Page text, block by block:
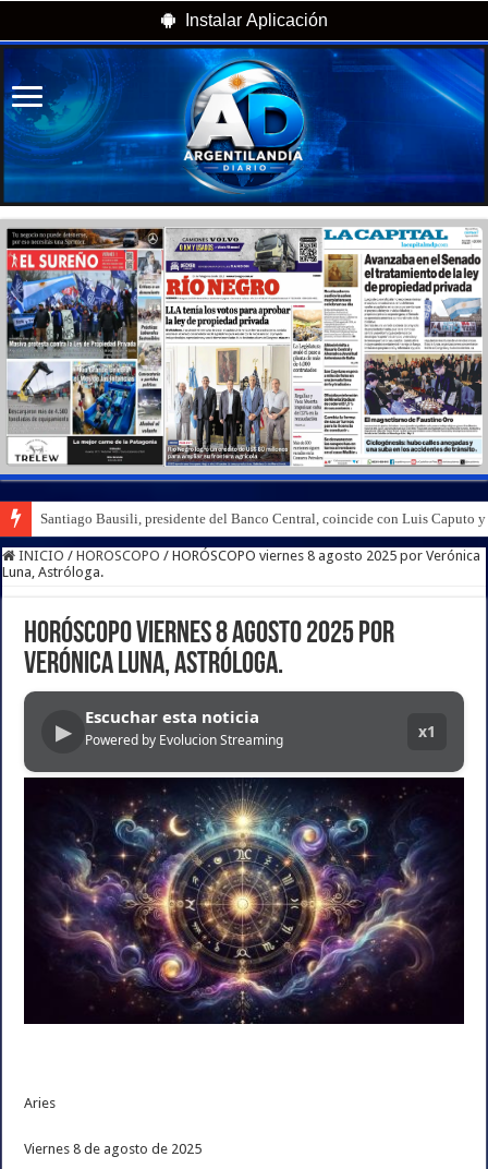
Instalar Aplicación
Santiago Bausili, presidente del Banco Central, coincide con Luis Caputo
INICIO / HOROSCOPO / HORÓSCOPO viernes 8 agosto 2025 por Verónica
Luna, Astróloga.
HORÓSCOPO viernes 8 agosto 2025 por
Verónica Luna, Astróloga.
▶
Escuchar esta noticia
Powered by Evolucion Streaming x1
Aries
Viernes 8 de agosto de 2025